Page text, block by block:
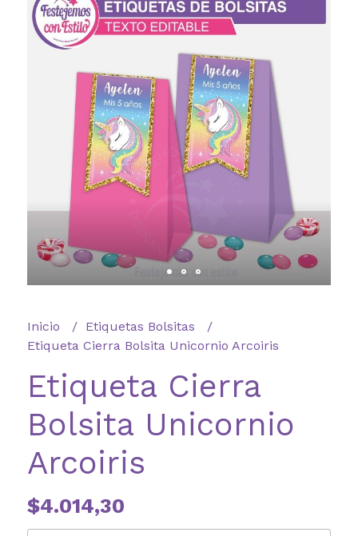
Inicio
Etiquetas Bolsitas
Etiqueta Cierra Bolsita Unicornio Arcoiris
Etiqueta Cierra
Bolsita Unicornio
Arcoiris
$4.014,30